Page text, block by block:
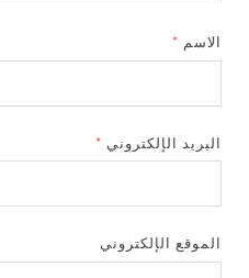
الاسم *
البريد الإلكتروني *
الموقع الإلكتروني